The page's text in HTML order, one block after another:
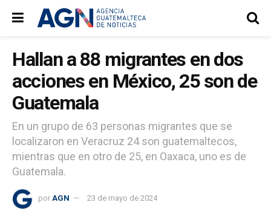
Hallan a 88 migrantes en dos
acciones en México, 25 son de
Guatemala
En un grupo de 63 personas migrantes que se
localizaron en Veracruz 24 son guatemaltecos,
mientras que en otro de 25, en Oaxaca, uno es de
Guatemala.
por AGN 23 de mayo de 2024